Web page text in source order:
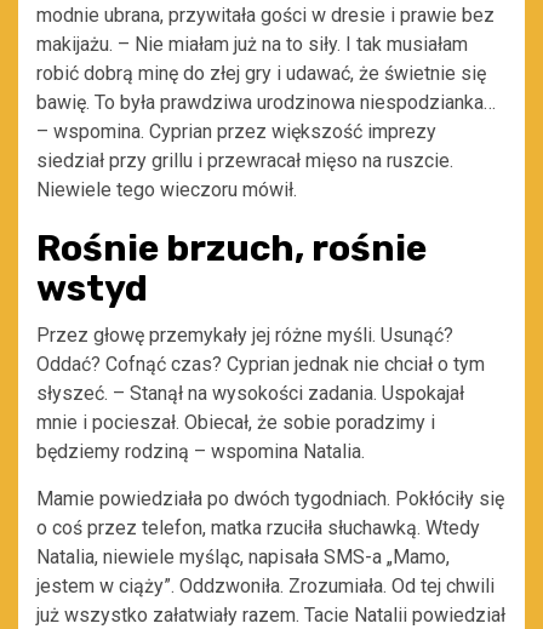
modnie ubrana, przywitała gości w dresie i prawie bez
makijażu. – Nie miałam już na to siły. I tak musiałam
robić dobrą minę do złej gry i udawać, że świetnie się
bawię. To była prawdziwa urodzinowa niespodzianka…
– wspomina. Cyprian przez większość imprezy
siedział przy grillu i przewracał mięso na ruszcie.
Niewiele tego wieczoru mówił.
Rośnie brzuch, rośnie
wstyd
Przez głowę przemykały jej różne myśli. Usunąć?
Oddać? Cofnąć czas? Cyprian jednak nie chciał o tym
słyszeć. – Stanął na wysokości zadania. Uspokajał
mnie i pocieszał. Obiecał, że sobie poradzimy i
będziemy rodziną – wspomina Natalia.
Mamie powiedziała po dwóch tygodniach. Pokłóciły się
o coś przez telefon, matka rzuciła słuchawką. Wtedy
Natalia, niewiele myśląc, napisała SMS-a „Mamo,
jestem w ciąży”. Oddzwoniła. Zrozumiała. Od tej chwili
już wszystko załatwiały razem. Tacie Natalii powiedział